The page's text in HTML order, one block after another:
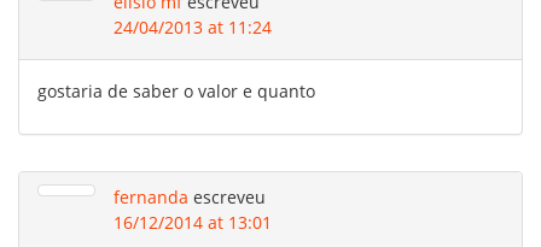
24/04/2013 at 11:24
gostaria de saber o valor e quanto
fernanda escreveu
16/12/2014 at 13:01